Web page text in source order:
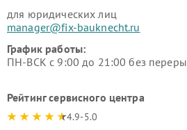
для юридических лиц
manager@fix-bauknecht.ru
График работы:
ПН-ВСК с 9:00 до 21:00 без
Рейтинг сервисного центра
4.9-5.0